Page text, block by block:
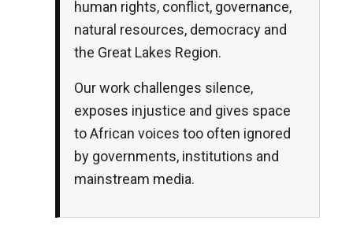
human rights, conflict, governance,
natural resources, democracy and
the Great Lakes Region.
Our work challenges silence,
exposes injustice and gives space
to African voices too often ignored
by governments, institutions and
mainstream media.